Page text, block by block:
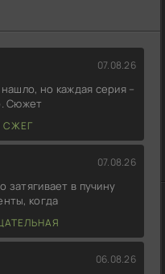
07.08.26
но каждая серия –
Сюжет
СЖЕГ
07.08.26
затягивает в пучину
когда
06.08.26